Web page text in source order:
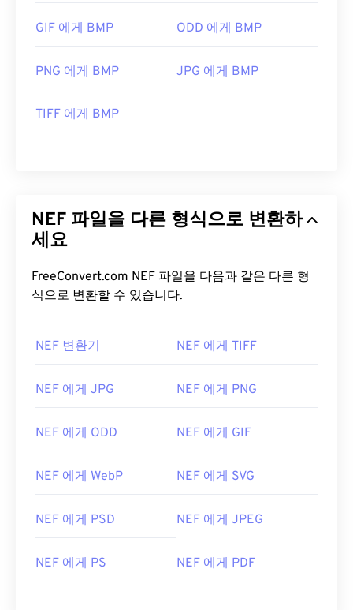
GIF 에게 BMP ODD 에게 BMP
PNG 에게 BMP JPG 에게 BMP
TIFF 에게 BMP
NEF 파일을 다른 형식으로 변환하
세요
FreeConvert.com NEF 파일을 다음과 같은 다른 형
식으로 변환할 수 있습니다.
NEF 변환기 NEF 에게 TIFF
NEF 에게 JPG NEF 에게 PNG
NEF 에게 ODD NEF 에게 GIF
NEF 에게 WebP NEF 에게 SVG
NEF 에게 PSD NEF 에게 JPEG
NEF 에게 PS NEF 에게 PDF